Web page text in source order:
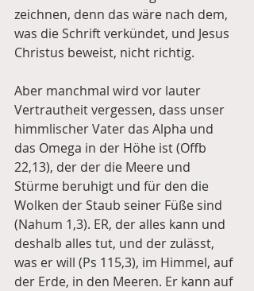
zeichnen, denn das wäre nach dem,
was die Schrift verkündet, und Jesus
Christus beweist, nicht richtig.
Aber manchmal wird vor lauter
Vertrautheit vergessen, dass unser
himmlischer Vater das Alpha und
das Omega in der Höhe ist (Offb
22,13), der der die Meere und
Stürme beruhigt und für den die
Wolken der Staub seiner Füße sind
(Nahum 1,3). ER, der alles kann und
deshalb alles tut, und der zulässt,
was er will (Ps 115,3), im Himmel, auf
der Erde, in den Meeren. Er kann auf